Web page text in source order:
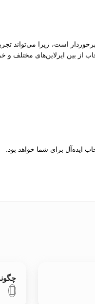
برخوردار است، زیرا
از بین ایرلاین‌های مختلف و
ایده‌آل برای شما خواهد بود.